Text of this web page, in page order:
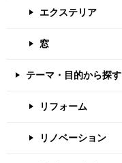
エクステリア
窓
テーマ・目的から探す
リフォーム
リノベーション